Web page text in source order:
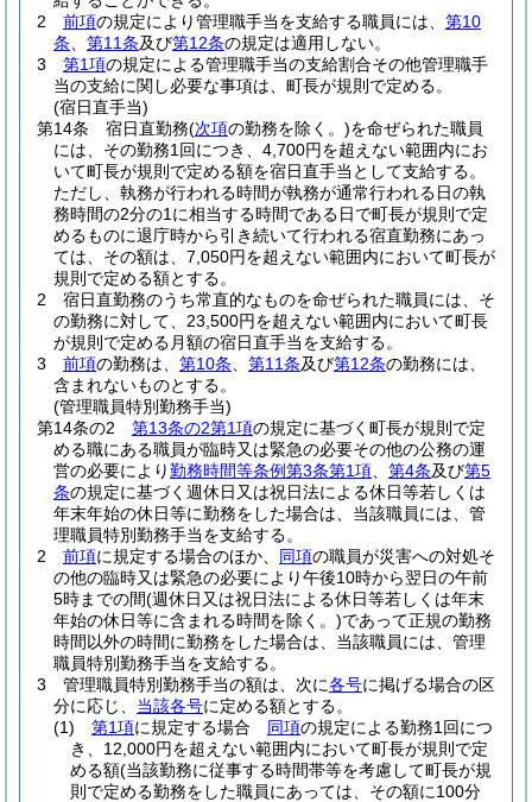
2
前項の規定により管理職手当を支給する職員には、 第10
条
第11条及び第12条の規定は適用しない。
3
第1項の規定による管理職手当の支給割合その他管理職手
当の支給に関し必要な事項は、町長が規則で定める。
(宿日直手当)
第14条
宿日直勤務(次項の勤務を除く。)を命ぜられた職員
には、その勤務1回につき、4,700円を超えない範囲内にお
いて町長が規則で定める額を宿日直手当として支給する。
ただし、執務が行われる時間が執務が通常行われる日の執
務時間の2分の1に相当する時間である日で町長が規則で定
めるものに退庁時から引き続いて行われる宿直勤務にあっ
ては、その額は、7,050円を超えない範囲内において町長が
規則で定める額とする。
2
宿日直勤務のうち常直的なものを命ぜられた職員には、そ
の勤務に対して、23,500円を超えない範囲内において町長
が規則で定める月額の宿日直手当を支給する。
3
前項の勤務は、 第10条 第11条及び第12条の勤務には、
含まれないものとする。
(管理職員特別勤務手当)
第14条の2
第13条の2第1項の規定に基づく町長が規則で定
める職にある職員が臨時又は緊急の必要その他の公務の運
営の必要により勤務時間等条例第3条第1項 第4条及び第5
条の規定に基づく週休日又は祝日法による休日等若しくは
年末年始の休日等に勤務をした場合は、当該職員には、管
理職員特別勤務手当を支給する。
2
前項に規定する場合のほか、 同項の職員が災害への対処そ
の他の臨時又は緊急の必要により午後10時から翌日の午前
5時までの間(週休日又は祝日法による休日等若しくは年末
年始の休日等に含まれる時間を除く。)であって正規の勤務
時間以外の時間に勤務をした場合は、当該職員には、管理
職員特別勤務手当を支給する。
3
管理職員特別勤務手当の額は、次に各号に掲げる場合の区
分に応じ、 当該各号に定める額とする。
(1)
第1項に規定する場合 同項の規定による勤務1回につ
き、12,000円を超えない範囲内において町長が規則で定
める額(当該勤務に従事する時間帯等を考慮して町長が規
則で定める勤務をした職員にあっては、その額に100分